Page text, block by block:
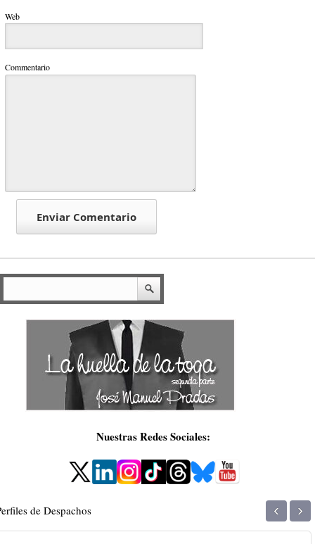
Web
Commentario
Nuestras Redes Sociales:
de Despachos ‹ ›